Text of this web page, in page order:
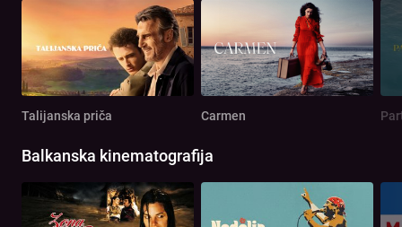
Talijanska priča Carmen
Balkanska kinematografija